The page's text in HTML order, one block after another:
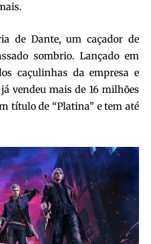
de Dante, um caçador de
sombrio. Lançado em
caçulinhas da empresa e
vendeu mais de 16 milhões
título de “Platina” e tem até